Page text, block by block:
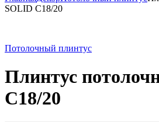
SOLID C18/20
Потолочный плинтус
Плинтус
C18/20